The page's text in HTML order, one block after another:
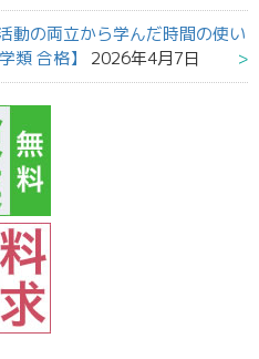
動の両立から学んだ時間の使い
類 合格】
2026年4月7日